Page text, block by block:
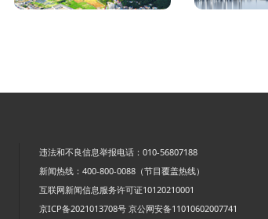
违法和不良信息举报电话：010-56807188
新闻热线：400-800-0088（节目覆盖热线）
互联网新闻信息服务许可证10120210001
京ICP备2021013708号 京公网安备11010602007741